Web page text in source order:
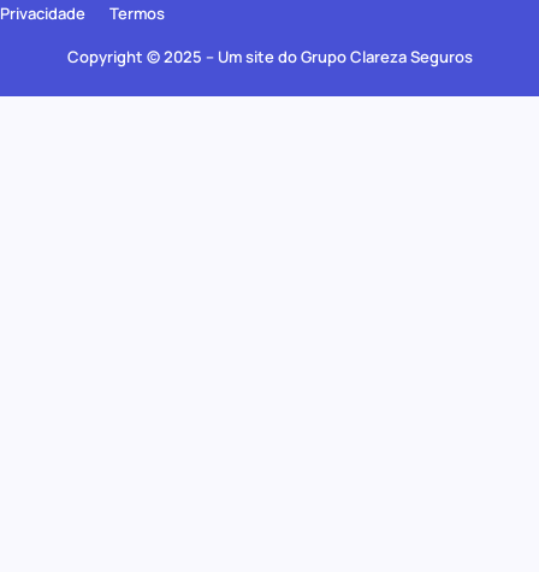
Copyright © 2025 – Um site do Grupo Clareza Seguros
Privacidade Termos